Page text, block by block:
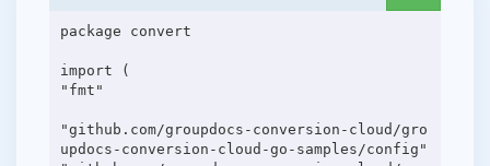
package convert
import (
"fmt"
"github.com/groupdocs-conversion-cloud/gro
updocs-conversion-cloud-go-samples/config"